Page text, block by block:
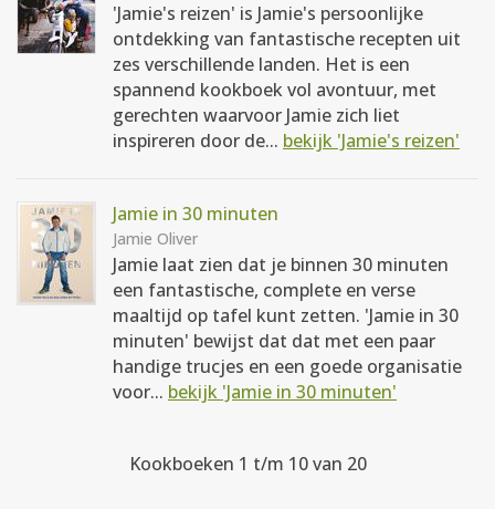
'Jamie's reizen' is Jamie's persoonlijke
ontdekking van fantastische recepten uit
zes verschillende landen. Het is een
spannend kookboek vol avontuur, met
gerechten waarvoor Jamie zich liet
inspireren door de... bekijk 'Jamie's reizen'
Jamie in 30 minuten
Jamie Oliver
Jamie laat zien dat je binnen 30 minuten
een fantastische, complete en verse
maaltijd op tafel kunt zetten. 'Jamie in 30
minuten' bewijst dat dat met een paar
handige trucjes en een goede organisatie
voor... bekijk 'Jamie in 30 minuten'
Kookboeken 1 t/m 10 van 20